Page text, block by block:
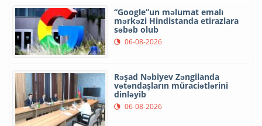
“Google”un məlumat emalı
mərkəzi Hindistanda etirazlara
səbəb olub
06-08-2026
Rəşad Nəbiyev Zəngilanda
vətəndaşların müraciətlərini
dinləyib
06-08-2026